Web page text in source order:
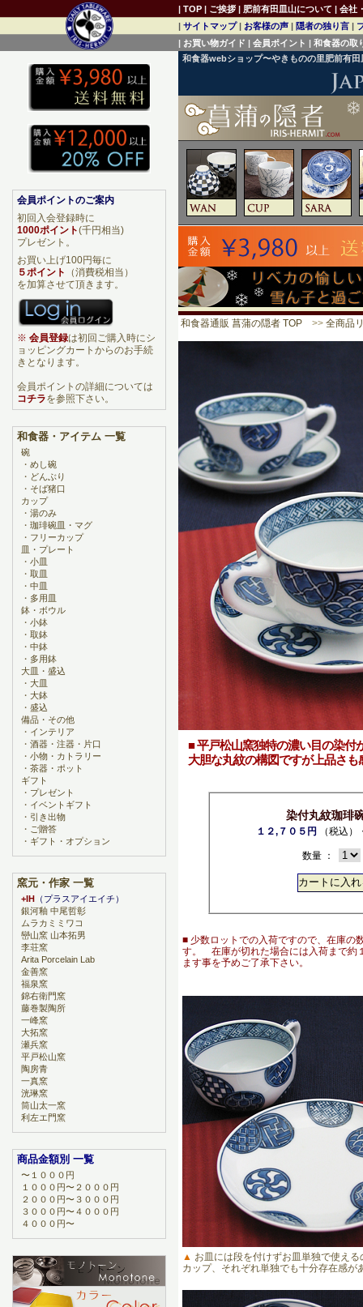
和食器webショップ〜やきものの里肥前有
和食器通販 菖蒲の隠者 TOP >> 全商品
■ 平戸松山窯独特の濃い目の染付
大胆な丸紋の構図ですが上品さも
染付丸紋珈琲
１２,７０５円 （税込）
数量 ：
■ 少数ロットでの入荷ですので、在庫の
す。 在庫が切れた場合には入荷まで約
ます事を予めご了承下さい。
▲ お皿には段を付けずお皿単独で使え
カップ、それぞれ単独でも十分存在感が
会員ポイントのご案内
初回入会登録時に
1000ポイント(千円相当)
プレゼント。
お買い上げ100円毎に
５ポイント
（消費税相当）
を加算させて頂きます。
※ 会員登録は初回ご購入時にシ
ョッピングカートからのお手続
きとなります。
会員ポイントの詳細については
コチラを参照下さい。
和食器・アイテム 一覧
碗
・ めし碗
・ どんぶり
・ そば猪口
カップ
・ 湯のみ
・ 珈琲碗皿・マグ
・ フリーカップ
皿・プレート
・ 小皿
・ 取皿
・ 中皿
・ 多用皿
鉢・ボウル
・ 小鉢
・ 取鉢
・ 中鉢
・ 多用鉢
大皿・盛込
・ 大皿
・ 大鉢
・ 盛込
備品・その他
・ インテリア
・ 酒器・注器・片口
・ 小物・カトラリー
・ 茶器・ポット
ギフト
・ プレゼント
・ イベントギフト
・ 引き出物
・ ご贈答
・ ギフト・オプション
窯元・作家 一覧
+IH （プラスアイエイチ）
銀河釉 中尾哲彰
ムラカミミワコ
巒山窯 山本拓男
李荘窯
Arita Porcelain Lab
金善窯
福泉窯
錦右衛門窯
藤巻製陶所
一峰窯
大拓窯
瀬兵窯
平戸松山窯
陶房青
一真窯
洸琳窯
筒山太一窯
利左エ門窯
商品金額別 一覧
〜１０００円
１０００円〜２０００円
２０００円〜３０００円
３０００円〜４０００円
４０００円〜
| TOP | ご挨拶 | 肥前有田皿山について | 会社
| サイトマップ| お客様の声 | 隠者の独り言 |
| お買い物ガイド | 会員ポイント | 和食器の取